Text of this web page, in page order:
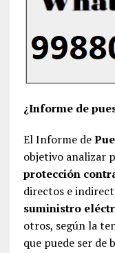
¿Informe de
El Informe de
objetivo analizar
protección
directos e
suministro
otros, según la
que puede ser de